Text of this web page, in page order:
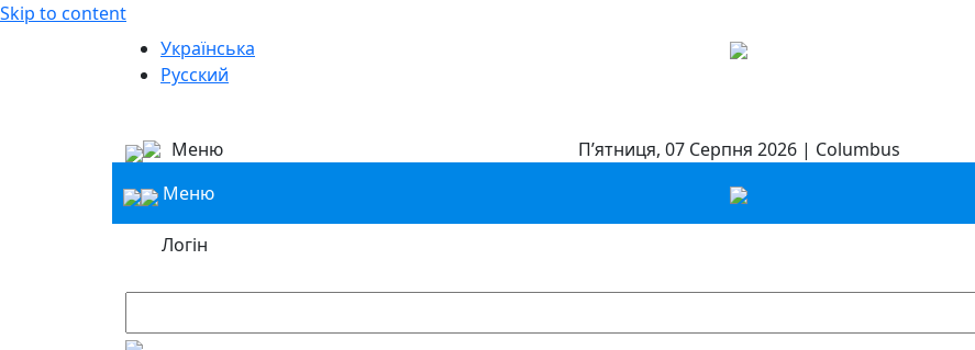
Skip to content
Українська
Русский
Меню
П’ятниця, 07 Серпня 2026 | Columbus
Меню
Логін